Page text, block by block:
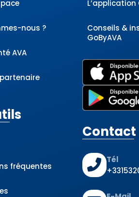
nous ?
AVA
fréquentes
L’application
Conseils &
GoByAVA
Contact
Tél